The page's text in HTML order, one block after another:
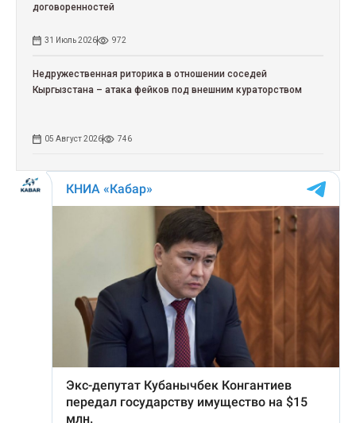
договоренностей
31 Июль 2026 972
Недружественная риторика в отношении соседей
Кыргызстана – атака фейков под внешним кураторством
05 Август 2026 746